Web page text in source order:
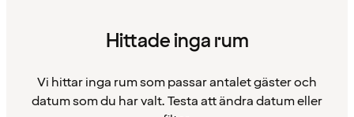
Hittade inga rum
Vi hittar inga rum som passar antalet gäster och
datum som du har valt. Testa att ändra datum eller